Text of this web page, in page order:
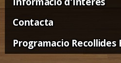
Contacta
Programacio Recollides